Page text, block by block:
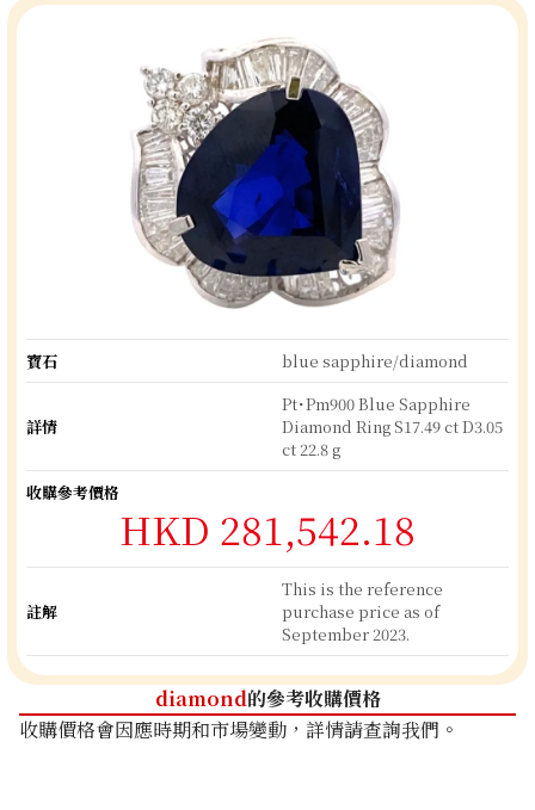
寶石 blue sapphire/diamond
詳情
Pt･Pm900 Blue Sapphire
Diamond Ring S17.49 ct D3.05
ct 22.8 g
收購參考價格
HKD 281,542.18
註解
This is the reference
purchase price as of
September 2023.
diamond的參考收購價格
收購價格會因應時期和市場變動，詳情請查詢我們。